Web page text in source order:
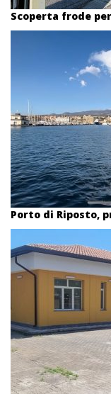
Scoperta frode
Porto di Riposto,